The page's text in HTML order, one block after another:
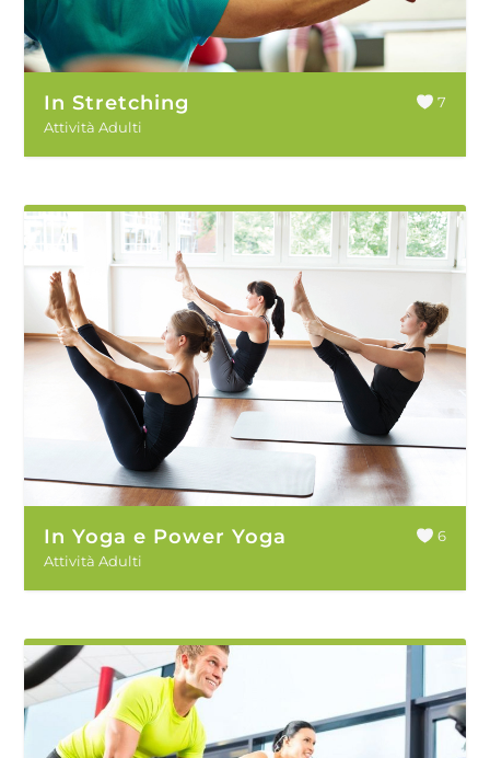
In Stretching
Attività Adulti
7
In Yoga e Power Yoga
Attività Adulti
6